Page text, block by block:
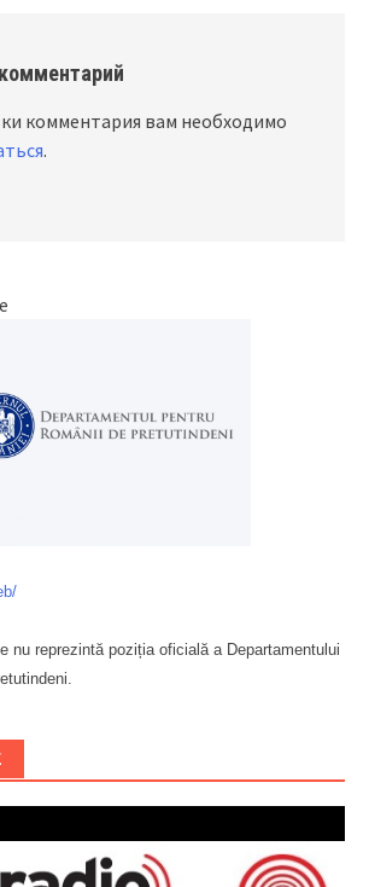
комментария вам необходимо
.
nu reprezintă poziția oficială a Departamentului